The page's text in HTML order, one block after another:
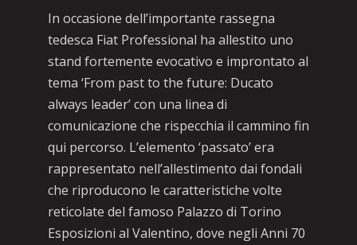
In occasione dell’importante rassegna
tedesca Fiat Professional ha allestito uno
stand fortemente evocativo e improntato al
tema ‘From past to the future: Ducato
always leader’ con una linea di
comunicazione che rispecchia il cammino fin
qui percorso. L’elemento ‘passato’ era
rappresentato nell’allestimento dai fondali
che riproducono le caratteristiche volte
reticolate del famoso Palazzo di Torino
Esposizioni al Valentino, dove negli Anni 70